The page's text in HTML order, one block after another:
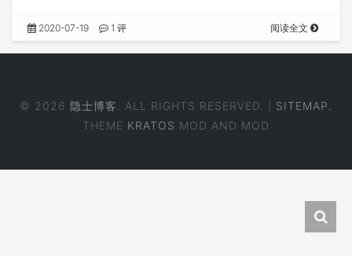
2020-07-19 1 评 阅读全文
© 2026 隐士博客 . ALL RIGHTS RESERVED. | SITEMAP.
THEME KRATOS MOD AND MOD